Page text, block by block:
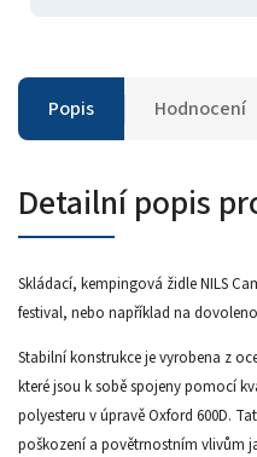
Popis Hodnocení
Detailní popis
Skládací, kempingová židle NILS
festival, nebo například na
Stabilní konstrukce je vyrobena z
které jsou k sobě spojeny pomocí
polyesteru v úpravě Oxford 600D.
poškození a povětrnostním vlivům